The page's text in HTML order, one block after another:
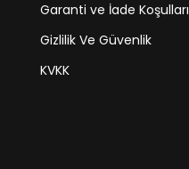
Garanti ve İade Koşulları
Gizlilik Ve Güvenlik
KVKK